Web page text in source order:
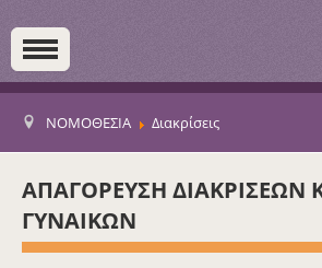
ΝΟΜΟΘΕΣΙΑ Διακρίσεις
ΑΠΑΓΟΡΕΥΣΗ ΔΙΑΚΡΙΣΕΩΝ
ΓΥΝΑΙΚΩΝ